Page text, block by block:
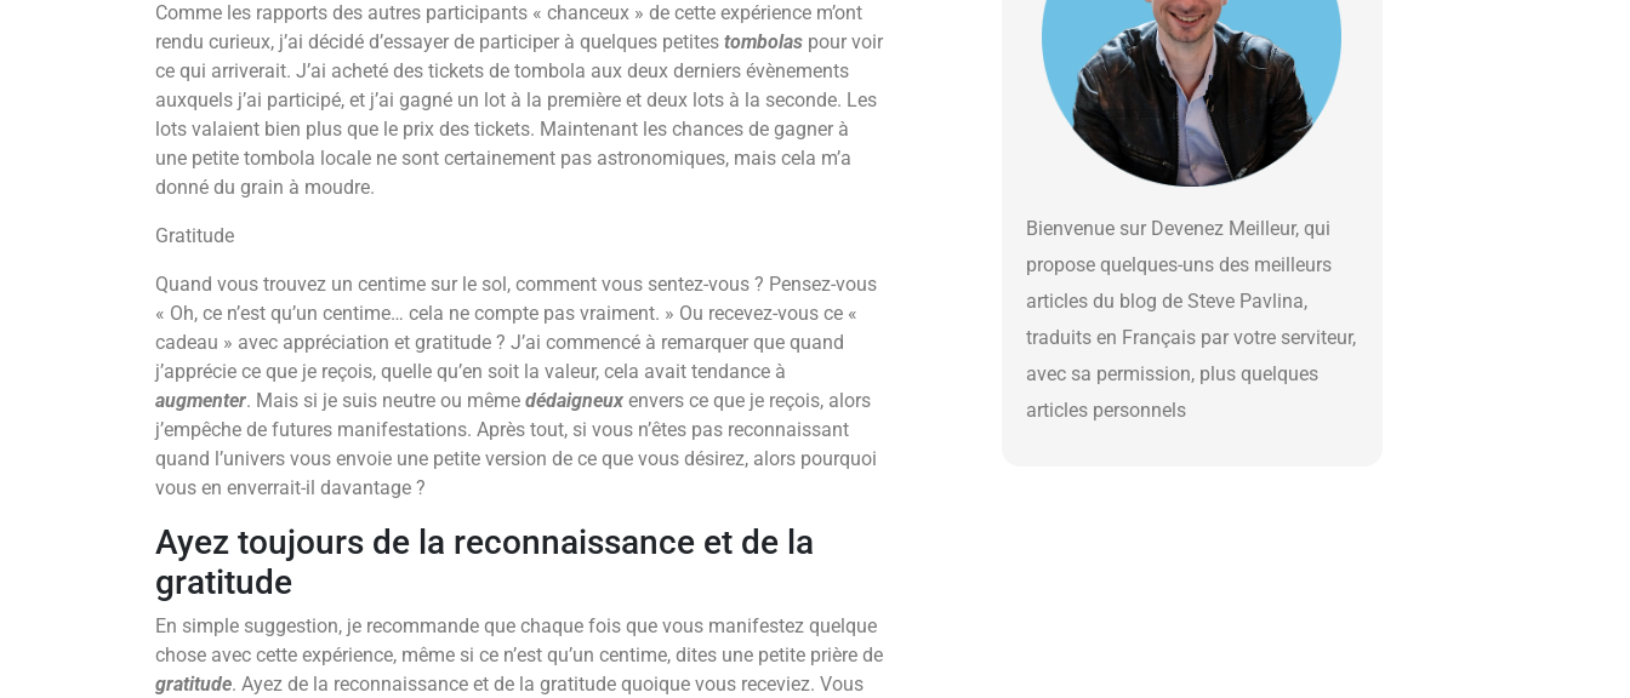
Comme les rapports des autres participants « chanceux » de cette expérience m’ont
rendu curieux, j’ai décidé d’essayer de participer à quelques petites tombolas pour voir
ce qui arriverait. J’ai acheté des tickets de tombola aux deux derniers évènements
auxquels j’ai participé, et j’ai gagné un lot à la première et deux lots à la seconde. Les
lots valaient bien plus que le prix des tickets. Maintenant les chances de gagner à
une petite tombola locale ne sont certainement pas astronomiques, mais cela m’a
donné du grain à moudre.
Gratitude
Quand vous trouvez un centime sur le sol, comment vous sentez-vous ? Pensez-vous
« Oh, ce n’est qu’un centime… cela ne compte pas vraiment. » Ou recevez-vous ce «
cadeau » avec appréciation et gratitude ? J’ai commencé à remarquer que quand
j’apprécie ce que je reçois, quelle qu’en soit la valeur, cela avait tendance à
augmenter. Mais si je suis neutre ou même dédaigneux envers ce que je reçois, alors
j’empêche de futures manifestations. Après tout, si vous n’êtes pas reconnaissant
quand l’univers vous envoie une petite version de ce que vous désirez, alors pourquoi
vous en enverrait-il davantage ?
Ayez toujours de la reconnaissance et de la
gratitude
En simple suggestion, je recommande que chaque fois que vous manifestez quelque
chose avec cette expérience, même si ce n’est qu’un centime, dites une petite prière de
gratitude. Ayez de la reconnaissance et de la gratitude quoique vous receviez. Vous
Bienvenue sur Devenez Meilleur, qui
propose quelques-uns des meilleurs
articles du blog de Steve Pavlina,
traduits en Français par votre serviteur,
avec sa permission, plus quelques
articles personnels